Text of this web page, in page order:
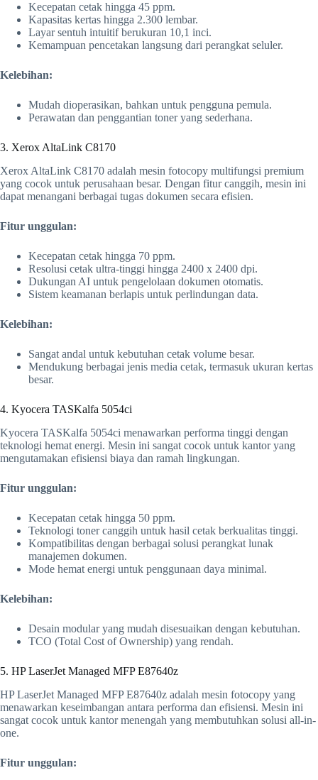
Kecepatan cetak hingga 45 ppm.
Kapasitas kertas hingga 2.300 lembar.
Layar sentuh intuitif berukuran 10,1 inci.
Kemampuan pencetakan langsung dari perangkat seluler.
Kelebihan:
Mudah dioperasikan, bahkan untuk pengguna pemula.
Perawatan dan penggantian toner yang sederhana.
3. Xerox AltaLink C8170
Xerox AltaLink C8170 adalah mesin fotocopy multifungsi premium
yang cocok untuk perusahaan besar. Dengan fitur canggih, mesin ini
dapat menangani berbagai tugas dokumen secara efisien.
Fitur unggulan:
Kecepatan cetak hingga 70 ppm.
Resolusi cetak ultra-tinggi hingga 2400 x 2400 dpi.
Dukungan AI untuk pengelolaan dokumen otomatis.
Sistem keamanan berlapis untuk perlindungan data.
Kelebihan:
Sangat andal untuk kebutuhan cetak volume besar.
Mendukung berbagai jenis media cetak, termasuk ukuran kertas
besar.
4. Kyocera TASKalfa 5054ci
Kyocera TASKalfa 5054ci menawarkan performa tinggi dengan
teknologi hemat energi. Mesin ini sangat cocok untuk kantor yang
mengutamakan efisiensi biaya dan ramah lingkungan.
Fitur unggulan:
Kecepatan cetak hingga 50 ppm.
Teknologi toner canggih untuk hasil cetak berkualitas tinggi.
Kompatibilitas dengan berbagai solusi perangkat lunak
manajemen dokumen.
Mode hemat energi untuk penggunaan daya minimal.
Kelebihan:
Desain modular yang mudah disesuaikan dengan kebutuhan.
TCO (Total Cost of Ownership) yang rendah.
5. HP LaserJet Managed MFP E87640z
HP LaserJet Managed MFP E87640z adalah mesin fotocopy yang
menawarkan keseimbangan antara performa dan efisiensi. Mesin ini
sangat cocok untuk kantor menengah yang membutuhkan solusi all-in-
one.
Fitur unggulan: